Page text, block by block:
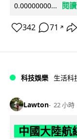
0.00000000...
閱
342 71 ↗
科技娛樂 生活科
Lawton 22 小時
中國大陸航